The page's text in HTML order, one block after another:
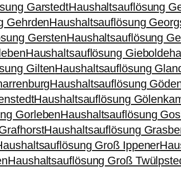
GarstedtHaushaltsauflösung
GehrdenHaushaltsauflösung
GerstenHaushaltsauflösung
Haushaltsauflösung
GiltenHaushaltsauflösung
Haushaltsauflösung
Haushaltsauflösung
GorlebenHaushaltsauflösung
Haushaltsauflösung
Groß Ippener
Haushaltsauflösung Groß